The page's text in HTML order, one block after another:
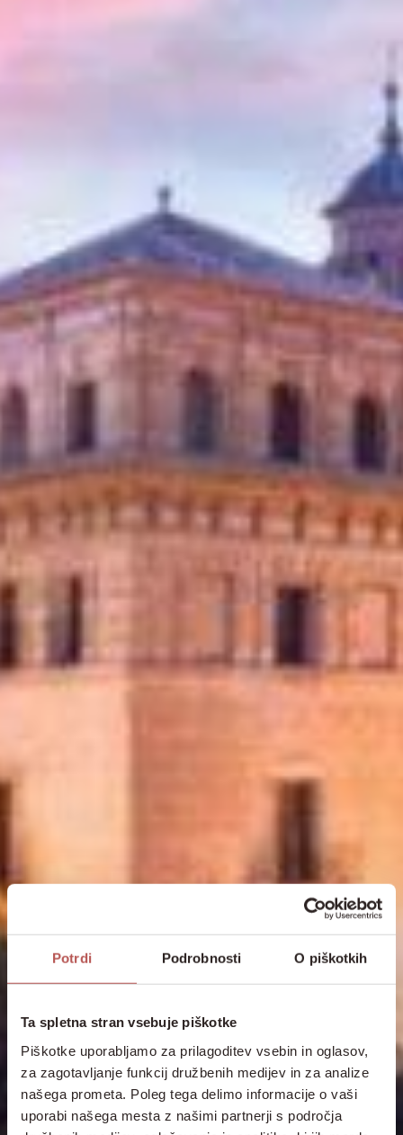
Potrdi Podrobnosti O piškotkih
Ta spletna stran vsebuje piškotke
Piškotke uporabljamo za prilagoditev vsebin in oglasov,
za zagotavljanje funkcij družbenih medijev in za analize
našega prometa. Poleg tega delimo informacije o vaši
uporabi našega mesta z našimi partnerji s področja